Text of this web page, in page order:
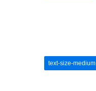
text-size-medium